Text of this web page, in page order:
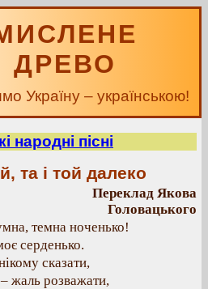
ДРЕВО
Україну – українською!
народні пісні
та і той далеко
Переклад Якова
Головацького
темна ноченько!
серденько.
сказати,
жаль розважати,